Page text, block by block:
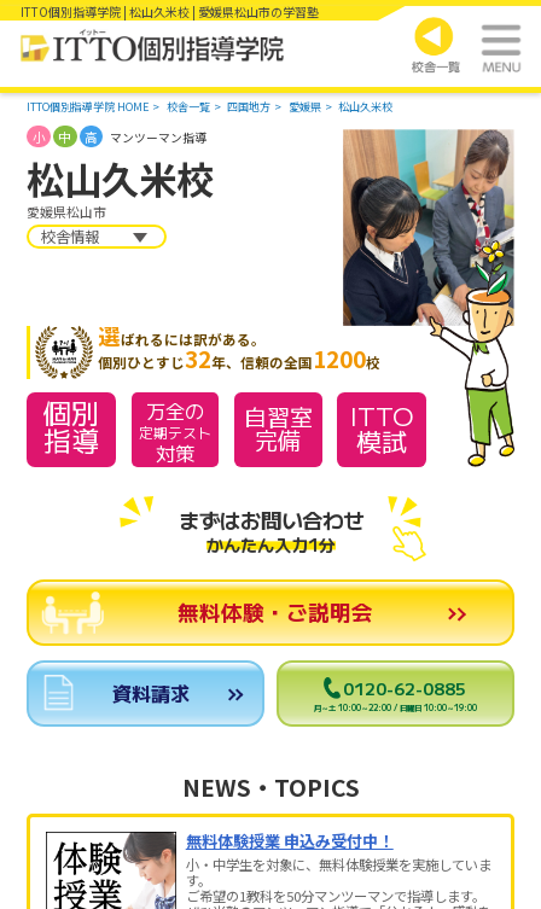
ITTO個別指導学院 | 松山久米校 | 愛媛県松山市の学習塾
ITTO個別指導学院 HOME 校舎一覧 四国地方 愛媛県 松山久米校
松山久米校
愛媛県松山市
小 中 高 マンツーマン指導
校舎情報
選ばれるには訳がある。
個別ひとすじ32年、信頼の全国1200校
個別
指導
万全の
定期テスト
対策
自習室
完備
ITTO
模試
まずはお問い合わせ
かんたん入力1分
無料体験・ご説明会
資料請求 0120-62-0885
月～土 10:00～22:00 / 日曜日 10:00～19:00
NEWS・TOPICS
無料体験授業 申込み受付中！
小・中学生を対象に、無料体験授業を実施していま
す。
ご希望の1教科を50分マンツーマンで指導します。